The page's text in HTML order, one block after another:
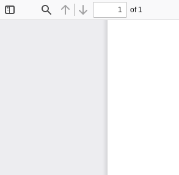
Find Previous
Next
of 1